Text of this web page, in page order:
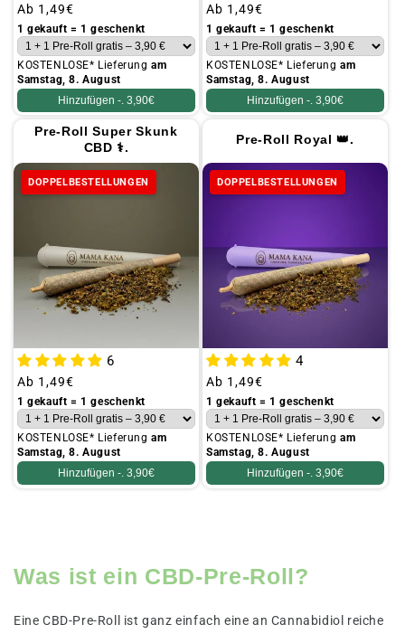
Üblicher
Preis
Ab 1,49€
1 gekauft = 1 geschenkt
KOSTENLOSE* Lieferungam
Samstag, 8. August
Hinzufügen -. 3,90€
Üblicher
Preis
Ab 1,49€
1 gekauft = 1 geschenkt
KOSTENLOSE* Lieferungam
Samstag, 8. August
Hinzufügen -. 3,90€
Pre-Roll Super Skunk
CBD ⚕.
DOPPELBESTELLUNGEN
6
Üblicher
Preis
Ab 1,49€
1 gekauft = 1 geschenkt
KOSTENLOSE* Lieferungam
Samstag, 8. August
Hinzufügen -. 3,90€
Pre-Roll Royal 👑.
DOPPELBESTELLUNGEN
4
Üblicher
Preis
Ab 1,49€
1 gekauft = 1 geschenkt
KOSTENLOSE* Lieferungam
Samstag, 8. August
Hinzufügen -. 3,90€
Was ist ein CBD-Pre-Roll?
Eine CBD-Pre-Roll ist ganz einfach eine an Cannabidiol reiche